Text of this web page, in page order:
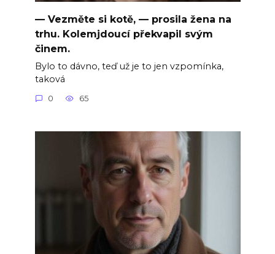
— Vezměte si kotě, — prosila žena na
trhu. Kolemjdoucí překvapil svým
činem.
Bylo to dávno, teď už je to jen vzpomínka,
taková
0 65